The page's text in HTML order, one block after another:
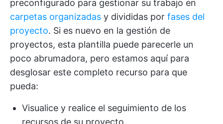
preconfigurado para gestionar su trabajo en
carpetas organizadas y divididas por fases del
proyecto. Si es nuevo en la gestión de
proyectos, esta plantilla puede parecerle un
poco abrumadora, pero estamos aquí para
desglosar este completo recurso para que
pueda:
Visualice y realice el seguimiento de los
recursos de su proyecto.